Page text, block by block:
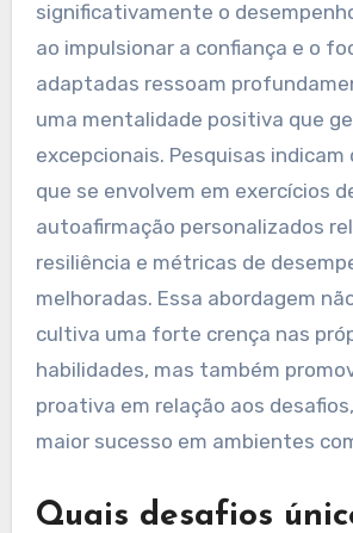
significativamente o
ao impulsionar a confiança e o
adaptadas ressoam
uma mentalidade positiva que
excepcionais. Pesquisas
que se envolvem em exercícios
autoafirmação personalizados
resiliência e métricas de
melhoradas. Essa abordagem
cultiva uma forte crença nas
habilidades, mas também
proativa em relação aos
maior sucesso em ambientes
Quais desafios